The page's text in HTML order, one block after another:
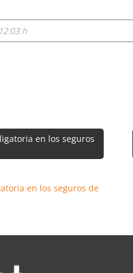
h
en los seguros
en los seguros de